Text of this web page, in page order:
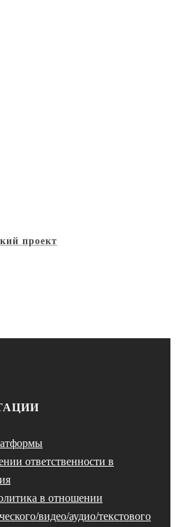
проект
ответственности в
в отношении
видео/аудио/текстового